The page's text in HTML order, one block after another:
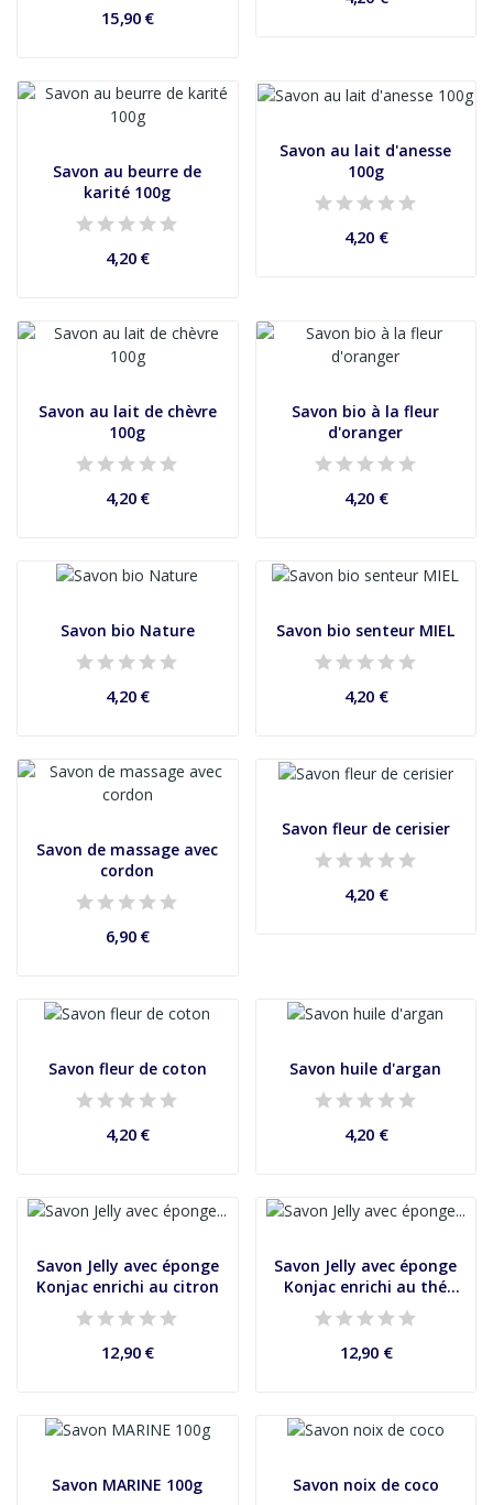
15,90 €
Savon au beurre de
karité 100g
4,20 €
Savon au lait d'anesse
100g
4,20 €
Savon au lait de chèvre
100g
4,20 €
Savon bio à la fleur
d'oranger
4,20 €
Savon bio Nature
4,20 €
Savon bio senteur MIEL
4,20 €
Savon de massage avec
cordon
6,90 €
Savon fleur de cerisier
4,20 €
Savon fleur de coton
4,20 €
Savon huile d'argan
4,20 €
Savon Jelly avec éponge
Konjac enrichi au citron
12,90 €
Savon Jelly avec éponge
Konjac enrichi au thé
vert
12,90 €
Savon MARINE 100g Savon noix de coco